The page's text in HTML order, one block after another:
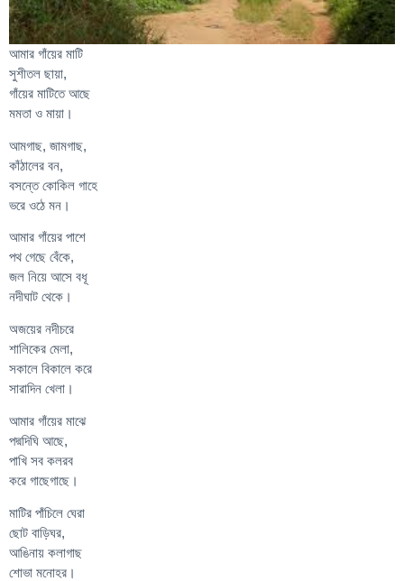
আমার গাঁয়ের মাটি
সুশীতল ছায়া,
গাঁয়ের মাটিতে আছে
মমতা ও মায়া।
আমগাছ, জামগাছ,
কাঁঠালের বন,
বসন্তে কোকিল গাহে
ভরে ওঠে মন।
আমার গাঁয়ের পাশে
পথ গেছে বেঁকে,
জল নিয়ে আসে বধূ
নদীঘাট থেকে।
অজয়ের নদীচরে
শালিকের মেলা,
সকালে বিকালে করে
সারাদিন খেলা।
আমার গাঁয়ের মাঝে
পদ্মদিঘি আছে,
পাখি সব কলরব
করে গাছেগাছে।
মাটির পাঁচিলে ঘেরা
ছোট বাড়িঘর,
আঙিনায় কলাগাছ
শোভা মনোহর।